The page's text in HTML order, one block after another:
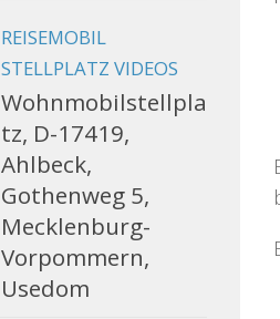
REISEMOBIL
STELLPLATZ VIDEOS
Wohnmobilstellpla
tz, D-17419,
Ahlbeck,
Gothenweg 5,
Mecklenburg-
Vorpommern,
Usedom